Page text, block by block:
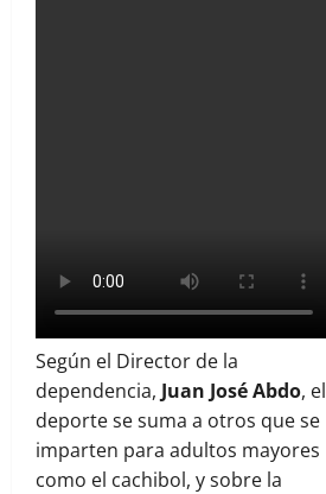
Según el Director de la
dependencia, Juan José Abdo, el
deporte se suma a otros que se
imparten para adultos mayores
como el cachibol, y sobre la